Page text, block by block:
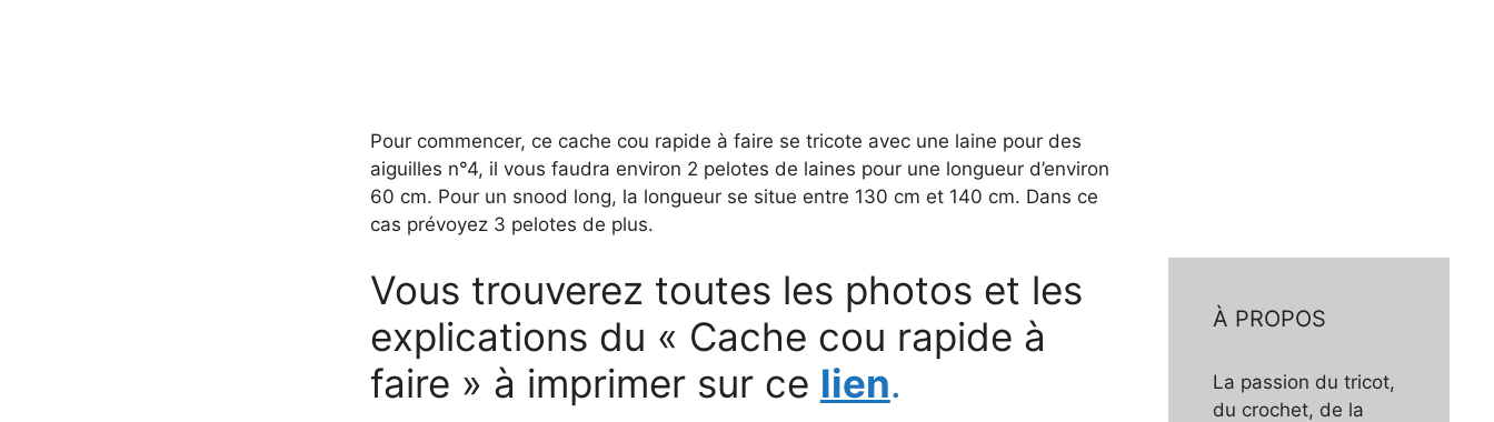
Pour commencer, ce cache cou rapide à faire se tricote avec une laine pour des
aiguilles n°4, il vous faudra environ 2 pelotes de laines pour une longueur d’environ
60 cm. Pour un snood long, la longueur se situe entre 130 cm et 140 cm. Dans ce
cas prévoyez 3 pelotes de plus.
Vous trouverez toutes les photos et les
explications du « Cache cou rapide à
faire » à imprimer sur ce lien.
À PROPOS
La passion du tricot,
du crochet, de la